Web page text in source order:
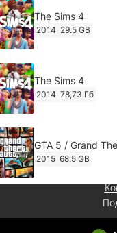
The Sims 4
2014 29.5 GB
The Sims 4
2014 78,73 Гб
GTA 5 / Grand
2015 68.5 GB
Ghost of
[RePack